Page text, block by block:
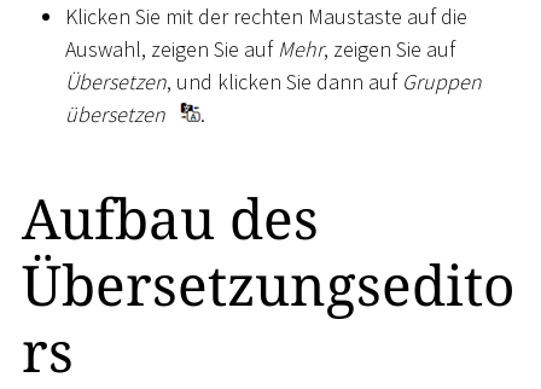
Klicken Sie mit der rechten Maustaste auf die
Auswahl, zeigen Sie aufMehr, zeigen Sie auf
Übersetzen, und klicken Sie dann auf Gruppen
übersetzen
.
Aufbau des
Übersetzungsedito
rs